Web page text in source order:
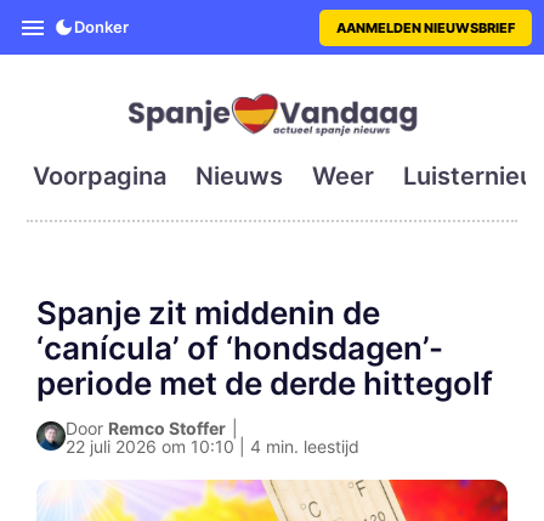
SpanjeVandaag is de eerste
Donker AANMELDEN NIEUWSBRIEF
Voorpagina Nieuws Weer
Spanje zit middenin de
‘canícula’ of ‘hondsdagen’-
periode met de derde hittegolf
Door Remco Stoffer
22 juli 2026 om 10:10 | 4 min. leestijd